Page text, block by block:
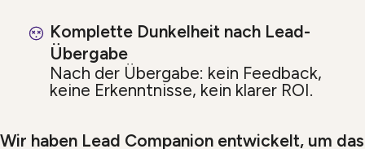
Komplette Dunkelheit nach Lead-
Übergabe
Nach der Übergabe: kein Feedback,
keine Erkenntnisse, kein klarer ROI.
Wir haben Lead Companion entwickelt, um das